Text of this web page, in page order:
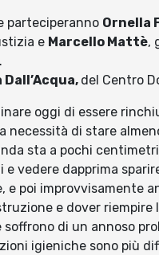
parteciperanno Ornella
e Marcello Mattè,
del Centro
oggi di essere
necessità di stare
sta a pochi
e vedere dapprima
e poi improvvisamente
e dover riempire
soffrono di un annoso
igieniche sono più